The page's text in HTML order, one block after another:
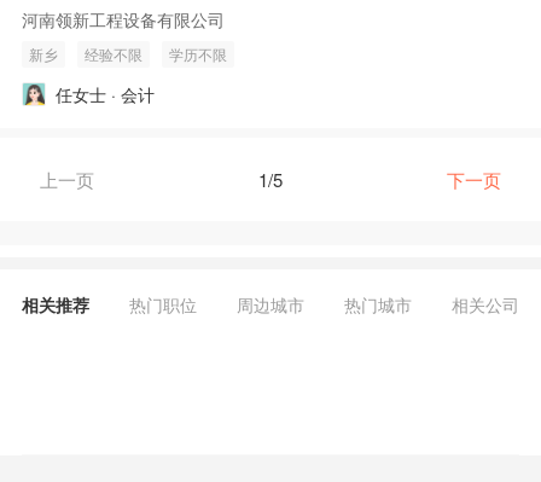
河南领新工程设备有限公司
新乡 经验不限 学历不限
任女士 · 会计
上一页 1/5 下一页
相关推荐 热门职位 周边城市 热门城市 相关公司